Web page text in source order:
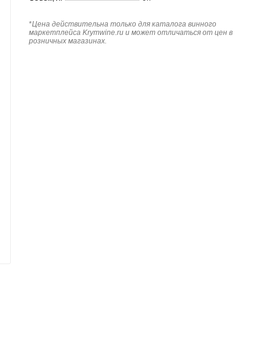
*Цена действительна только для каталога винного
маркетплейса Krymwine.ru и может отличаться от цен в
розничных магазинах.